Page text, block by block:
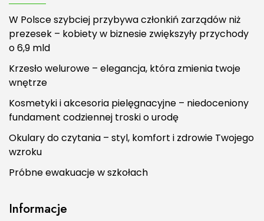
W Polsce szybciej przybywa członkiń zarządów niż
prezesek – kobiety w biznesie zwiększyły przychody
o 6,9 mld
Krzesło welurowe – elegancja, która zmienia twoje
wnętrze
Kosmetyki i akcesoria pielęgnacyjne – niedoceniony
fundament codziennej troski o urodę
Okulary do czytania – styl, komfort i zdrowie Twojego
wzroku
Próbne ewakuacje w szkołach
Informacje